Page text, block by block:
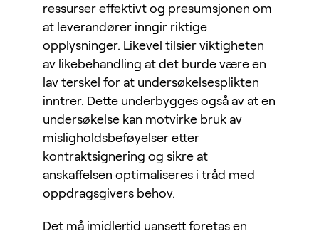
ressurser effektivt og presumsjonen om
at leverandører inngir riktige
opplysninger. Likevel tilsier viktigheten
av likebehandling at det burde være en
lav terskel for at undersøkelsesplikten
inntrer. Dette underbygges også av at en
undersøkelse kan motvirke bruk av
misligholdsbeføyelser etter
kontraktsignering og sikre at
anskaffelsen optimaliseres i tråd med
oppdragsgivers behov.
Det må imidlertid uansett foretas en